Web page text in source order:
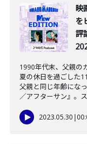
映
を
評
1990年代末、父親の
夏の休日を過ごした
父親と同じ年齢にな
／アフターサン』。
2023.05.30 |